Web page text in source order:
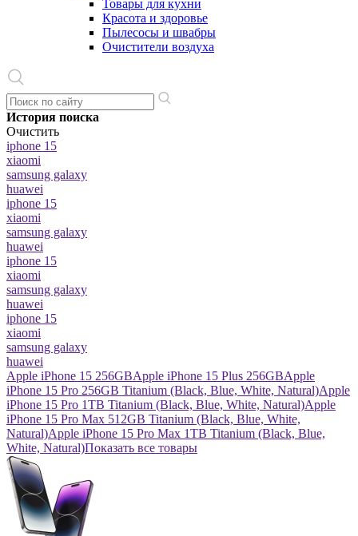
Товары для кухни
Красота и здоровье
Пылесосы и швабры
Очистители воздуха
История поиска
Очистить
iphone 15
xiaomi
samsung galaxy
huawei
iphone 15
xiaomi
samsung galaxy
huawei
iphone 15
xiaomi
samsung galaxy
huawei
iphone 15
xiaomi
samsung galaxy
huawei
Apple iPhone 15 256GBApple iPhone 15 Plus 256GBApple
iPhone 15 Pro 256GB Titanium (Black, Blue, White, Natural)Apple
iPhone 15 Pro 1TB Titanium (Black, Blue, White, Natural)Apple
iPhone 15 Pro Max 512GB Titanium (Black, Blue, White,
Natural)Apple iPhone 15 Pro Max 1TB Titanium (Black, Blue,
White, Natural)Показать все товары